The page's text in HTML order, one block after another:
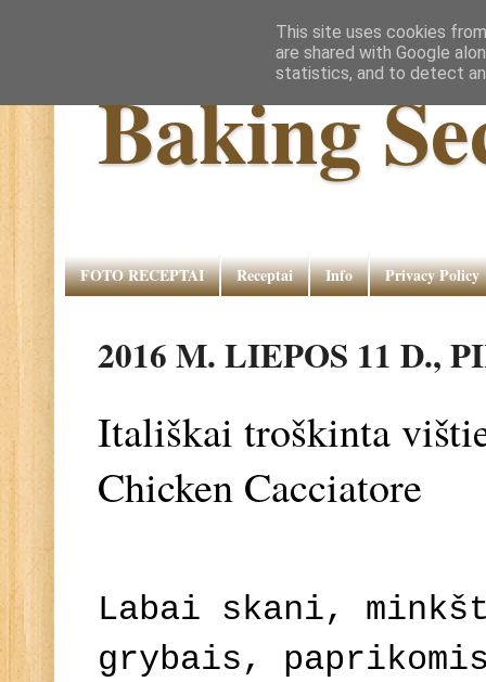
Baking
FOTO RECEPTAI Receptai Info Privacy Policy
2016 M. LIEPOS 11 D.,
Itališkai troškinta
Chicken Cacciatore
Labai skani,
grybais,
This site uses cookies
are shared with Google
statistics, and to detect